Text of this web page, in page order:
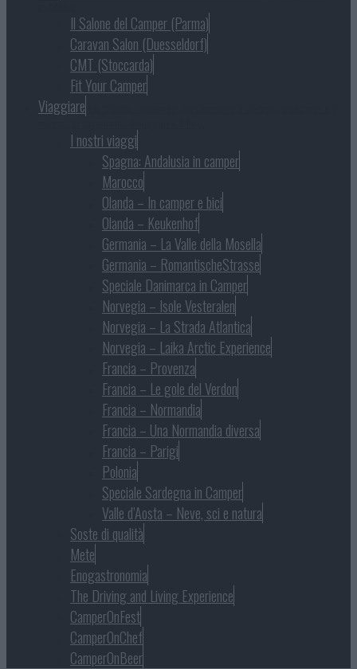
Il Salone del Camper (Parma)
Caravan Salon (Duesseldorf)
CMT (Stoccarda)
Fit Your Camper
Viaggiare
I nostri viaggi
Spagna: Andalusia in camper
Marocco
Olanda – In camper e bici
Olanda – Keukenhof
Germania – La Valle della Mosella
Germania – RomantischeStrasse
Speciale Danimarca in Camper
Norvegia – Isole Vesteralen
Norvegia – La Strada Atlantica
Norvegia – Laika Arctic Experience
Francia – Provenza
Francia – Le gole del Verdon
Francia – Normandia
Francia – Una Normandia diversa
Francia – Parigi
Polonia
Speciale Sardegna in Camper
Valle d’Aosta – Neve, sci e natura
Soste di qualità
Mete
Enogastronomia
The Driving and Living Experience
CamperOnFest
CamperOnChef
CamperOnBeer